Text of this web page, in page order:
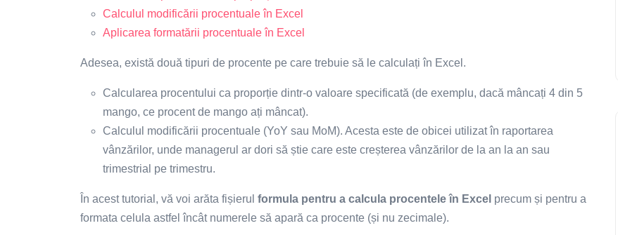
Calculul modificării procentuale în Excel
Aplicarea formatării procentuale în Excel
Adesea, există două tipuri de procente pe care trebuie să le calculați în Excel.
Calcularea procentului ca proporție dintr-o valoare specificată (de exemplu, dacă mâncați 4 din 5
mango, ce procent de mango ați mâncat).
Calculul modificării procentuale (YoY sau MoM). Acesta este de obicei utilizat în raportarea
vânzărilor, unde managerul ar dori să știe care este creșterea vânzărilor de la an la an sau
trimestrial pe trimestru.
În acest tutorial, vă voi arăta fișierul formula pentru a calcula procentele în Excel precum și pentru a
formata celula astfel încât numerele să apară ca procente (și nu zecimale).